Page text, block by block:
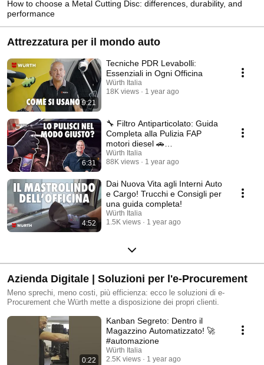
How to choose a Metal Cutting Disc: differences, durability, and
performance
Attrezzatura per il mondo auto
9:21
Tecniche PDR Levabolli:
Essenziali in Ogni Officina
Würth Italia
18K views
1 year ago
6:31
🔧 Filtro Antiparticolato: Guida
Completa alla Pulizia FAP
motori diesel 🚗
@SPMOTORSERVICE
Würth Italia
88K views
1 year ago
4:52
Dai Nuova Vita agli Interni Auto
e Cargo! Trucchi e Consigli per
una guida completa!
Würth Italia
1.5K views
1 year ago
Azienda Digitale | Soluzioni per l'e-Procurement
Meno sprechi, meno costi, più efficienza: ecco le soluzioni di e-
Procurement che Würth mette a disposizione dei propri clienti.
0:22
Kanban Segreto: Dentro il
Magazzino Automatizzato! 🚀
#automazione
Würth Italia
2.5K views
1 year ago